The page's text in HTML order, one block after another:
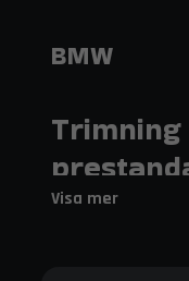
BMW
Trimning
Uppgradera din
Visa mer